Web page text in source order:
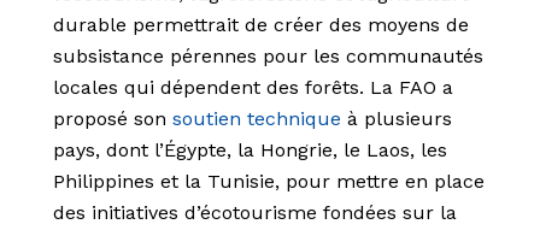
durable permettrait de créer des moyens de
subsistance pérennes pour les communautés
locales qui dépendent des forêts. La FAO a
proposé son soutien technique à plusieurs
pays, dont l’Égypte, la Hongrie, le Laos, les
Philippines et la Tunisie, pour mettre en place
des initiatives d’écotourisme fondées sur la